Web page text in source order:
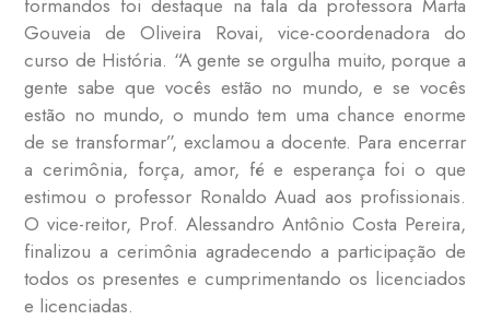
Gouveia de Oliveira Rovai, vice-coordenadora do
curso de História. “A gente se orgulha muito, porque a
gente sabe que vocês estão no mundo, e se vocês
estão no mundo, o mundo tem uma chance enorme
de se transformar”, exclamou a docente. Para encerrar
a cerimônia, força, amor, fé e esperança foi o que
estimou o professor Ronaldo Auad aos profissionais.
O vice-reitor, Prof. Alessandro Antônio Costa Pereira,
finalizou a cerimônia agradecendo a participação de
todos os presentes e cumprimentando os licenciados
e licenciadas.